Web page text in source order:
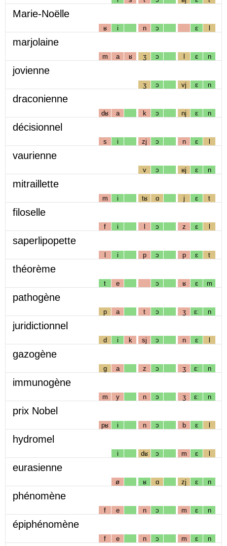
Marie-Noëlle
ʁ i n ɔ ɛ l
marjolaine
m a ʁ ʒ ɔ l ɛ n
jovienne
ʒ ɔ vj ɛ n
draconienne
dʁ a k ɔ nj ɛ n
décisionnel
s i zj ɔ n ɛ l
vaurienne
v ɔ ʁj ɛ n
mitraillette
m i tʁ ɑ j ɛ t
filoselle
f i l ɔ z ɛ l
saperlipopette
l i p ɔ p ɛ t
théorème
t e ɔ ʁ ɛ m
pathogène
p a t ɔ ʒ ɛː n
juridictionnel
d i k sj ɔ n ɛ l
gazogène
g a z ɔ ʒ ɛː n
immunogène
m y n ɔ ʒ ɛː n
prix Nobel
pʁ i n ɔ b ɛ l
hydromel
i dʁ ɔ m ɛ l
eurasienne
ø ʁ ɑ zj ɛ n
phénomène
f e n ɔ m ɛ n
épiphénomène
f e n ɔ m ɛ n